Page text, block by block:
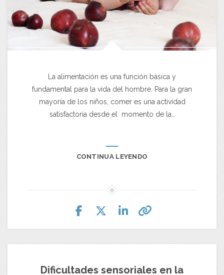
La alimentación es una función básica y
fundamental para la vida del hombre. Para la gran
mayoría de los niños, comer es una actividad
satisfactoria desde el momento de la…
CONTINUA LEYENDO
Dificultades sensoriales en la